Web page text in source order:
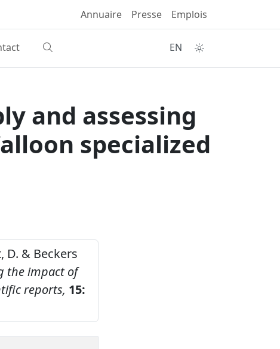
Annuaire Presse Emplois
EN
and assessing
specialized
D. & Beckers
the impact of
reports, 15: